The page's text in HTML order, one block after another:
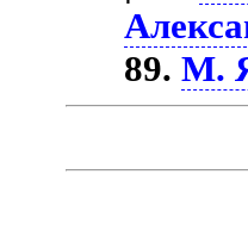
89.М.